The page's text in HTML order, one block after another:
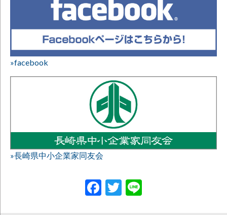
»facebook
»長崎県中小企業家同友会
Facebook
Twitter